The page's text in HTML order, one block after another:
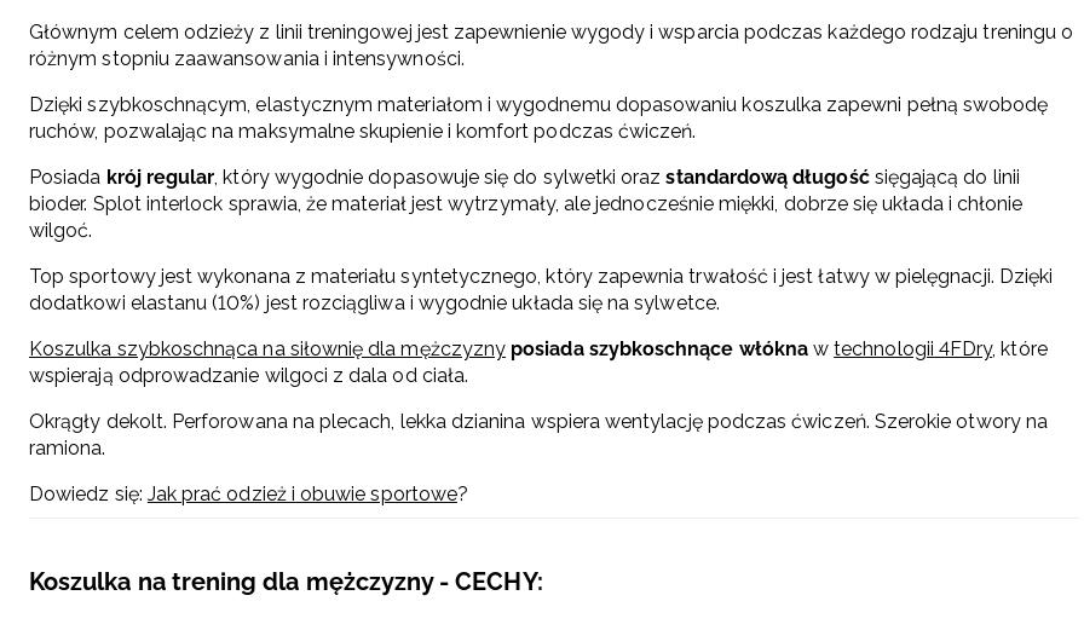
Głównym celem odzieży z linii treningowej jest zapewnienie wygody i wsparcia podczas każdego rodzaju treningu o
różnym stopniu zaawansowania i intensywności.
Dzięki szybkoschnącym, elastycznym materiałom i wygodnemu dopasowaniu koszulka zapewni pełną swobodę
ruchów, pozwalając na maksymalne skupienie i komfort podczas ćwiczeń.
Posiada krój regular, który wygodnie dopasowuje się do sylwetki orazstandardową długośćsięgającą do linii
bioder. Splot interlock sprawia, że materiał jest wytrzymały, ale jednocześnie miękki, dobrze się układa i chłonie
wilgoć.
Top sportowy jest wykonana z materiału syntetycznego, który zapewnia trwałość i jest łatwy w pielęgnacji. Dzięki
dodatkowi elastanu (10%) jest rozciągliwa i wygodnie układa się na sylwetce.
Koszulka szybkoschnąca na siłownię dla mężczyzny posiada szybkoschnące włóknawtechnologii 4FDry, które
wspierają odprowadzanie wilgoci z dala od ciała.
Okrągły dekolt. Perforowana na plecach, lekka dzianina wspiera wentylację podczas ćwiczeń. Szerokie otwory na
ramiona.
Dowiedz się: Jak prać odzież i obuwie sportowe?
Koszulka na trening dla mężczyzny - CECHY: